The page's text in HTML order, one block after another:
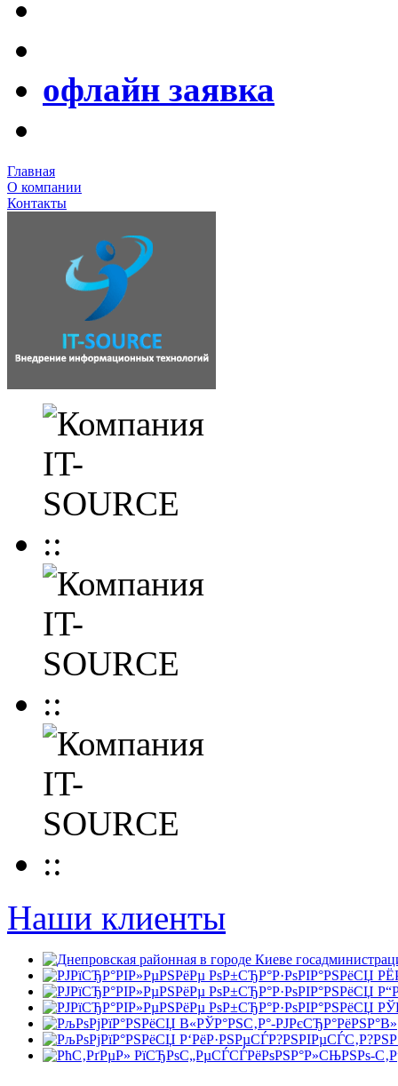
офлайн заявка
Главная
О компании
Контакты
Наши клиенты